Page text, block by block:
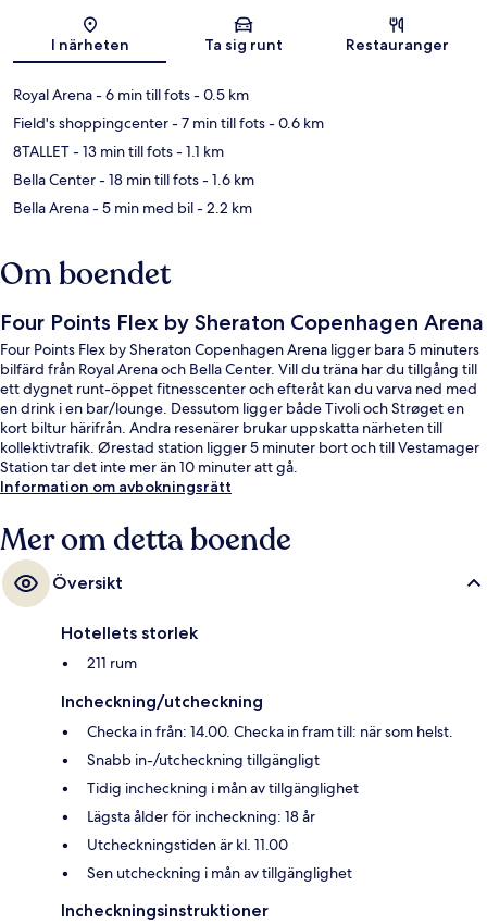
Karta
I närheten Ta sig runt Restauranger
Royal Arena- 6 min till fots- 0.5 km
Field's shoppingcenter- 7 min till fots- 0.6 km
8TALLET- 13 min till fots- 1.1 km
Bella Center- 18 min till fots- 1.6 km
Bella Arena- 5 min med bil- 2.2 km
Om boendet
Four Points Flex by Sheraton Copenhagen Arena
Four Points Flex by Sheraton Copenhagen Arena ligger bara 5 minuters
bilfärd från Royal Arena och Bella Center. Vill du träna har du tillgång till
ett dygnet runt-öppet fitnesscenter och efteråt kan du varva ned med
en drink i en bar/lounge. Dessutom ligger både Tivoli och Strøget en
kort biltur härifrån. Andra resenärer brukar uppskatta närheten till
kollektivtrafik. Ørestad station ligger 5 minuter bort och till Vestamager
Station tar det inte mer än 10 minuter att gå.
Information om avbokningsrätt
Mer om detta boende
Översikt
Hotellets storlek
211 rum
Incheckning/utcheckning
Checka in från: 14.00. Checka in fram till: när som helst.
Snabb in-/utcheckning tillgängligt
Tidig incheckning i mån av tillgänglighet
Lägsta ålder för incheckning: 18 år
Utcheckningstiden är kl. 11.00
Sen utcheckning i mån av tillgänglighet
Incheckningsinstruktioner